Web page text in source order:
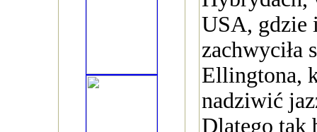
USA, gdzie
zachwyciła
Ellingtona,
nadziwić
Dlatego tak